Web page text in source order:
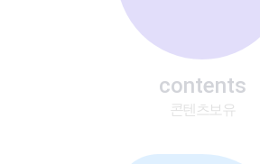
contents
콘텐츠보유